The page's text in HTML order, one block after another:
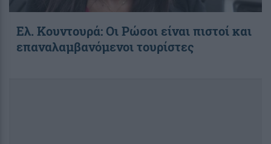
Ελ. Κουντουρά: Οι Ρώσοι είναι πιστοί και
επαναλαμβανόμενοι τουρίστες